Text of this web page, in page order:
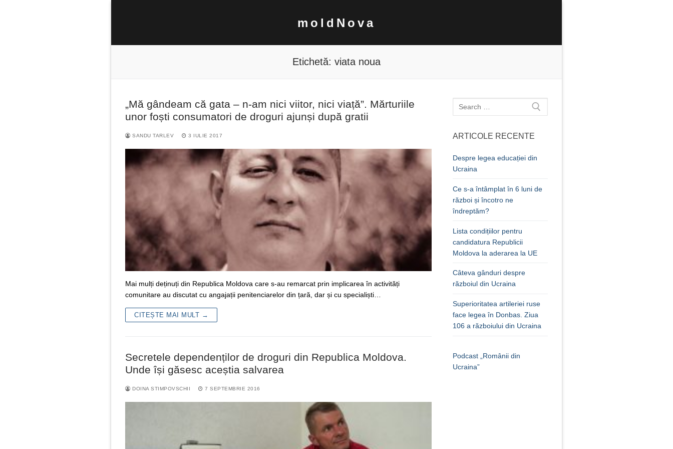
moldNova
după:
Etichetă: viata noua
„Mă gândeam că gata – n-am nici viitor, nici viață”. Mărturiile
unor foști consumatori de droguri ajunși după gratii
SANDU TARLEV 3 IULIE 2017
Mai mulți deținuți din Republica Moldova care s-au remarcat prin implicarea în activități
comunitare au discutat cu angajații penitenciarelor din țară, dar și cu specialiști…
CITEȘTE MAI MULT →
Secretele dependenților de droguri din Republica Moldova.
Unde își găsesc aceștia salvarea
DOINA STIMPOVSCHII 7 SEPTEMBRIE 2016
Caută
după:
ARTICOLE RECENTE
Despre legea educației din
Ucraina
Ce s-a întâmplat în 6 luni de
război și încotro ne
îndreptăm?
Lista condițiilor pentru
candidatura Republicii
Moldova la aderarea la UE
Câteva gânduri despre
războiul din Ucraina
Superioritatea artileriei ruse
face legea în Donbas. Ziua
106 a războiului din Ucraina
Podcast „Românii din
Ucraina”